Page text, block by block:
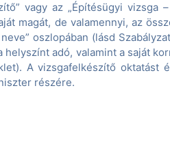
vagy az „Építésügyi vizsga
magát, de valamennyi, az
oszlopában (lásd
adó, valamint a saját
A vizsgafelkészítő oktatást
részére.